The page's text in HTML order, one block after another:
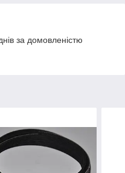
за домовленістю